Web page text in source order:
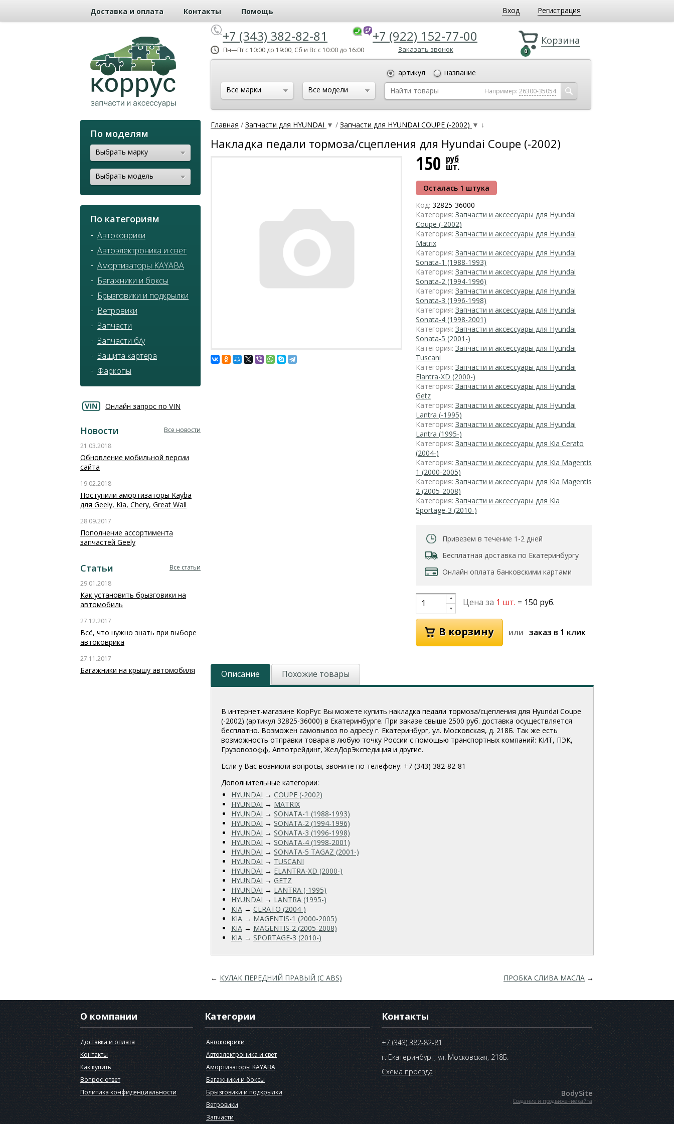
Доставка и оплата Контакты Помощь Вход Регистрация
Корзина
0
+7 (343) 382-82-81 +7 (922) 152-77-00
Пн—Пт с 10:00 до 19:00, Сб и Вс с 10:00 до 16:00 Заказать звонок
Все марки Все модели
артикул название
Например: 26300-35054
По моделям
Выбрать марку
Выбрать модель
По категориям
Автоковрики
Автоэлектроника и свет
Амортизаторы KAYABA
Багажники и боксы
Брызговики и подкрылки
Ветровики
Запчасти
Запчасти б/у
Защита картера
Фаркопы
Онлайн запрос по VIN
Новости
Все новости
21.03.2018
Обновление мобильной версии
сайта
19.02.2018
Поступили амортизаторы Kayba
для Geely, Kia, Chery, Great Wall
28.09.2017
Пополнение ассортимента
запчастей Geely
Статьи
Все статьи
29.01.2018
Как установить брызговики на
автомобиль
27.12.2017
Всё, что нужно знать при выборе
автоковрика
27.11.2017
Багажники на крышу автомобиля
Главная / Запчасти для HYUNDAI ▼ / Запчасти для HYUNDAI COUPE (-2002) ▼ ↓
Накладка педали тормоза/сцепления для Hyundai Coupe (-2002)
150 руб
шт.
Осталась 1 штука
Код: 32825-36000
Категория: Запчасти и аксессуары для Hyundai
Сoupe (-2002)
Категория: Запчасти и аксессуары для Hyundai
Matrix
Категория: Запчасти и аксессуары для Hyundai
Sonata-1 (1988-1993)
Категория: Запчасти и аксессуары для Hyundai
Sonata-2 (1994-1996)
Категория: Запчасти и аксессуары для Hyundai
Sonata-3 (1996-1998)
Категория: Запчасти и аксессуары для Hyundai
Sonata-4 (1998-2001)
Категория: Запчасти и аксессуары для Hyundai
Sonata-5 (2001-)
Категория: Запчасти и аксессуары для Hyundai
Tuscani
Категория: Запчасти и аксессуары для Hyundai
Elantra-XD (2000-)
Категория: Запчасти и аксессуары для Hyundai
Getz
Категория: Запчасти и аксессуары для Hyundai
Lantra (-1995)
Категория: Запчасти и аксессуары для Hyundai
Lantra (1995-)
Категория: Запчасти и аксессуары для Kia Cerato
(2004-)
Категория: Запчасти и аксессуары для Kia Magentis
1 (2000-2005)
Категория: Запчасти и аксессуары для Kia Magentis
2 (2005-2008)
Категория: Запчасти и аксессуары для Kia
Sportage-3 (2010-)
Привезем в течение 1-2 дней
Бесплатная доставка по Екатеринбургу
Онлайн оплата банковскими картами
Цена за 1 шт. = 150 руб.
или
Описание Похожие товары
В интернет-магазине КорРус Вы можете купить накладка педали тормоза/сцепления для Hyundai Coupe
(-2002) (артикул 32825-36000) в Екатеринбурге. При заказе свыше 2500 руб. доставка осуществляется
бесплатно. Возможен самовывоз по адресу г. Екатеринбург, ул. Московская, д. 218Б. Так же есть
возможность отправки товара в любую точку России с помощью транспортных компаний: КИТ, ПЭК,
Грузовозофф, Автотрейдинг, ЖелДорЭкспедиция и другие.
Если у Вас возникли вопросы, звоните по телефону: +7 (343) 382-82-81
Дополнительные категории:
HYUNDAI → COUPE (-2002)
HYUNDAI → MATRIX
HYUNDAI → SONATA-1 (1988-1993)
HYUNDAI → SONATA-2 (1994-1996)
HYUNDAI → SONATA-3 (1996-1998)
HYUNDAI → SONATA-4 (1998-2001)
HYUNDAI → SONATA-5 TAGAZ (2001-)
HYUNDAI → TUSCANI
HYUNDAI → ELANTRA-XD (2000-)
HYUNDAI → GETZ
HYUNDAI → LANTRA (-1995)
HYUNDAI → LANTRA (1995-)
KIA → CERATO (2004-)
KIA → MAGENTIS-1 (2000-2005)
KIA → MAGENTIS-2 (2005-2008)
KIA → SPORTAGE-3 (2010-)
← КУЛАК ПЕРЕДНИЙ ПРАВЫЙ (C ABS) ПРОБКА СЛИВА МАСЛА →
О компании
Доставка и оплата
Контакты
Как купить
Вопрос-ответ
Политика конфиденциальности
Категории
Автоковрики
Автоэлектроника и свет
Амортизаторы KAYABA
Багажники и боксы
Брызговики и подкрылки
Ветровики
Запчасти
Контакты
+7 (343) 382-82-81
г. Екатеринбург, ул. Московская, 218Б.
Схема проезда
BodySite
Создание и продвижение сайта